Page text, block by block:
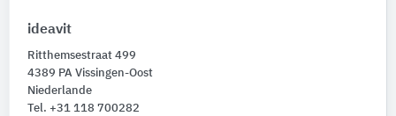
ideavit
Ritthemsestraat 499
4389 PA Vissingen-Oost
Niederlande
Tel. +31 118 700282